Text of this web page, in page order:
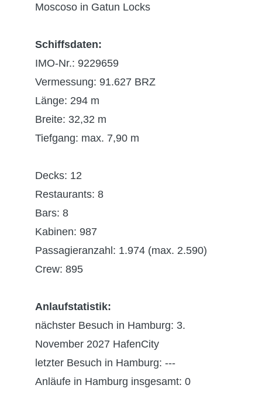
Moscoso in Gatun Locks
Schiffsdaten:
IMO-Nr.: 9229659
Vermessung: 91.627 BRZ
Länge: 294 m
Breite: 32,32 m
Tiefgang: max. 7,90 m
Decks: 12
Restaurants: 8
Bars: 8
Kabinen: 987
Passagieranzahl: 1.974 (max. 2.590)
Crew: 895
Anlaufstatistik:
nächster Besuch in Hamburg: 3.
November 2027 HafenCity
letzter Besuch in Hamburg: ---
Anläufe in Hamburg insgesamt: 0